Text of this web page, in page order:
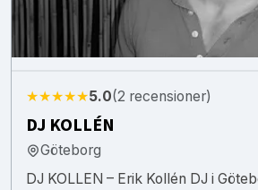
★★★★★5.0(2 recensioner)
DJ KOLLÉN
Göteborg
DJ KOLLEN – Erik Kollén DJ i